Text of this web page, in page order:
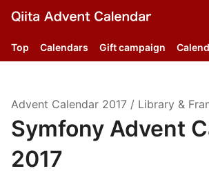
Top Calendars Gift campaign
Advent Calendar 2017 / Library &
Symfony Advent
2017